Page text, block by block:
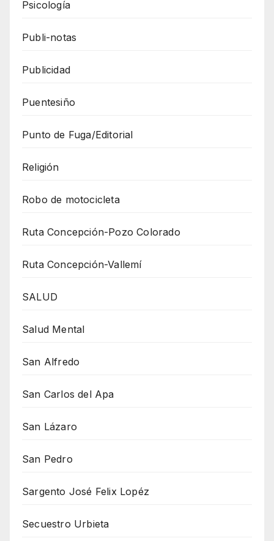
Psicología
Publi-notas
Publicidad
Puentesiño
Punto de Fuga/Editorial
Religión
Robo de motocicleta
Ruta Concepción-Pozo Colorado
Ruta Concepción-Vallemí
SALUD
Salud Mental
San Alfredo
San Carlos del Apa
San Lázaro
San Pedro
Sargento José Felix Lopéz
Secuestro Urbieta